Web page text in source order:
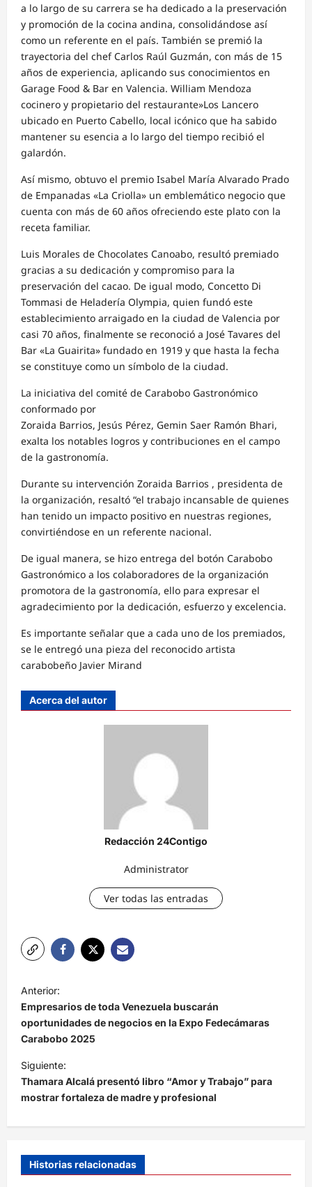
a lo largo de su carrera se ha dedicado a la preservación
y promoción de la cocina andina, consolidándose así
como un referente en el país. También se premió la
trayectoria del chef Carlos Raúl Guzmán, con más de 15
años de experiencia, aplicando sus conocimientos en
Garage Food & Bar en Valencia. William Mendoza
cocinero y propietario del restaurante»Los Lancero
ubicado en Puerto Cabello, local icónico que ha sabido
mantener su esencia a lo largo del tiempo recibió el
galardón.
Así mismo, obtuvo el premio Isabel María Alvarado Prado
de Empanadas «La Criolla» un emblemático negocio que
cuenta con más de 60 años ofreciendo este plato con la
receta familiar.
Luis Morales de Chocolates Canoabo, resultó premiado
gracias a su dedicación y compromiso para la
preservación del cacao. De igual modo, Concetto Di
Tommasi de Heladería Olympia, quien fundó este
establecimiento arraigado en la ciudad de Valencia por
casi 70 años, finalmente se reconoció a José Tavares del
Bar «La Guairita» fundado en 1919 y que hasta la fecha
se constituye como un símbolo de la ciudad.
La iniciativa del comité de Carabobo Gastronómico
conformado por
Zoraida Barrios, Jesús Pérez, Gemin Saer Ramón Bhari,
exalta los notables logros y contribuciones en el campo
de la gastronomía.
Durante su intervención Zoraida Barrios , presidenta de
la organización, resaltó “el trabajo incansable de quienes
han tenido un impacto positivo en nuestras regiones,
convirtiéndose en un referente nacional.
De igual manera, se hizo entrega del botón Carabobo
Gastronómico a los colaboradores de la organización
promotora de la gastronomía, ello para expresar el
agradecimiento por la dedicación, esfuerzo y excelencia.
Es importante señalar que a cada uno de los premiados,
se le entregó una pieza del reconocido artista
carabobeño Javier Mirand
Acerca del autor
Redacción 24Contigo
Administrator
Ver todas las entradas
N
a
v
e
g
a
ó
n
Anterior:
Empresarios de toda Venezuela buscarán
oportunidades de negocios en la Expo Fedecámaras
Carabobo 2025
Siguiente:
Thamara Alcalá presentó libro “Amor y Trabajo” para
mostrar fortaleza de madre y profesional
Historias relacionadas